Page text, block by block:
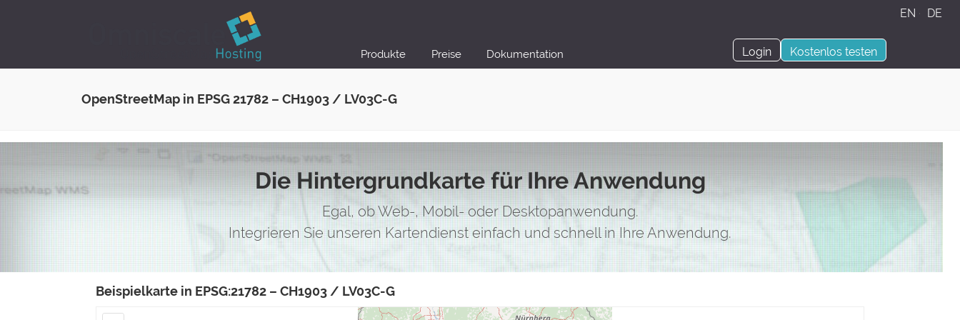
EN · DE
Produkte Preise Dokumentation Login Kostenlos testen
OpenStreetMap in EPSG 21782 – CH1903 / LV03C-G
Die Hintergrundkarte für Ihre Anwendung
Egal, ob Web-, Mobil- oder Desktopanwendung.
Integrieren Sie unseren Kartendienst einfach und schnell in Ihre Anwendung.
Beispielkarte in EPSG:21782 – CH1903 / LV03C-G